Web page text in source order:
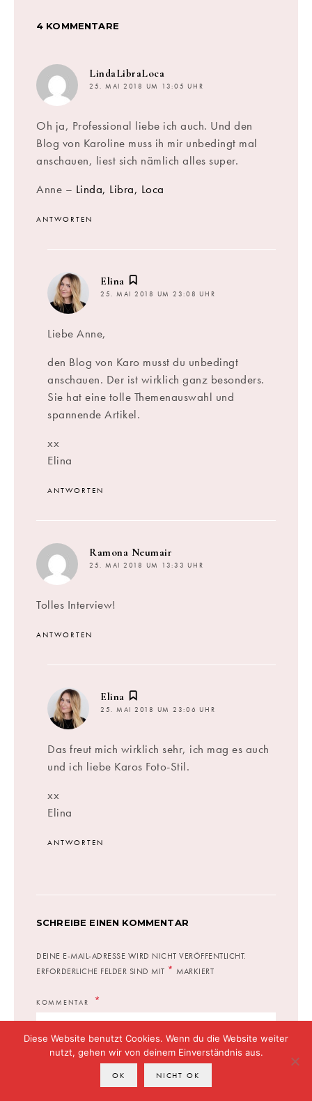
4 KOMMENTARE
LindaLibraLoca
25. MAI 2018 UM 13:05 UHR
Oh ja, Professional liebe ich auch. Und den
Blog von Karoline muss ih mir unbedingt mal
anschauen, liest sich nämlich alles super.
Anne – Linda, Libra, Loca
ANTWORTEN
Elina
25. MAI 2018 UM 23:08 UHR
Liebe Anne,
den Blog von Karo musst du unbedingt
anschauen. Der ist wirklich ganz besonders.
Sie hat eine tolle Themenauswahl und
spannende Artikel.
xx
Elina
ANTWORTEN
Ramona Neumair
25. MAI 2018 UM 13:33 UHR
Tolles Interview!
ANTWORTEN
Elina
25. MAI 2018 UM 23:06 UHR
Das freut mich wirklich sehr, ich mag es auch
und ich liebe Karos Foto-Stil.
xx
Elina
ANTWORTEN
SCHREIBE EINEN KOMMENTAR
DEINE E-MAIL-ADRESSE WIRD NICHT VERÖFFENTLICHT.
ERFORDERLICHE FELDER SIND MIT * MARKIERT
KOMMENTAR
Diese Website benutzt Cookies. Wenn du die Website weiter
nutzt, gehen wir von deinem Einverständnis aus.
OK NICHT OK